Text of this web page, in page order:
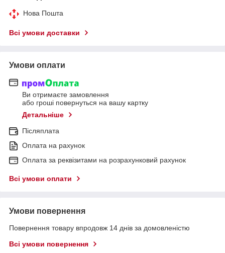
Нова Пошта
Всі умови доставки
Умови оплати
Ви отримаєте замовлення
або гроші повернуться на вашу картку
Детальніше
Післяплата
Оплата на рахунок
Оплата за реквізитами на розрахунковий рахунок
Всі умови оплати
Умови повернення
Повернення товару впродовж 14 днів за домовленістю
Всі умови повернення